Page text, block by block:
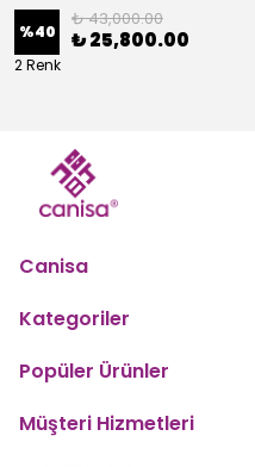
%40
₺ 43,000.00
₺ 25,800.00
2 Renk
Canisa
Kategoriler
Popüler Ürünler
Müşteri Hizmetleri